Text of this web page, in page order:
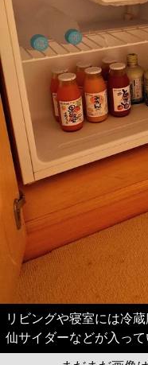
リビングや寝室には冷
仙サイダーなどが入って